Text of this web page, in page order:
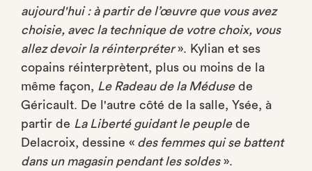
aujourd'hui : à partir de l’œuvre que vous avez
choisie, avec la technique de votre choix, vous
allez devoir la réinterpréter». Kylian et ses
copains réinterprètent, plus ou moins de la
même façon, Le Radeau de la Médusede
Géricault. De l'autre côté de la salle, Ysée, à
partir de La Liberté guidant le peuplede
Delacroix, dessine « des femmes qui se battent
dans un magasin pendant les soldes».